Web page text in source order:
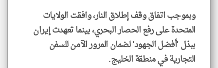
وبموجب اتفاق وقف إطلاق النار، وافقت الولايات
المتحدة على رفع الحصار البحري، بينما تعهدت إيران
ببذل 'أفضل الجهود' لضمان المرور الآمن للسفن
التجارية في منطقة الخليج.